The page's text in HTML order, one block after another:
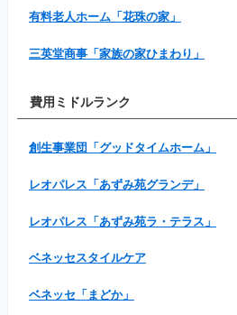
有料老人ホーム「花珠の家」
三英堂商事「家族の家ひまわり」
費用ミドルランク
創生事業団「グッドタイムホーム」
レオパレス「あずみ苑グランデ」
レオパレス「あずみ苑ラ・テラス」
ベネッセスタイルケア
ベネッセ「まどか」